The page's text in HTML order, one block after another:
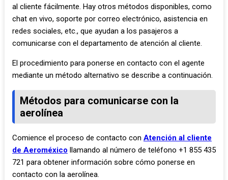
al cliente fácilmente. Hay otros métodos disponibles, como
chat en vivo, soporte por correo electrónico, asistencia en
redes sociales, etc., que ayudan a los pasajeros a
comunicarse con el departamento de atención al cliente.
El procedimiento para ponerse en contacto con el agente
mediante un método alternativo se describe a continuación.
Métodos para comunicarse con la
aerolínea
Comience el proceso de contacto con Atención al cliente
de Aeroméxico llamando al número de teléfono +1 855 435
721 para obtener información sobre cómo ponerse en
contacto con la aerolínea.